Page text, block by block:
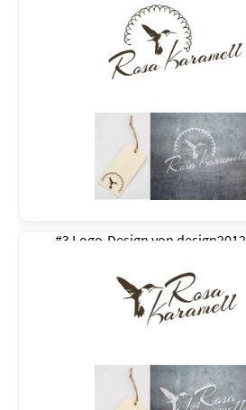
#3 Logo-Design von design2012